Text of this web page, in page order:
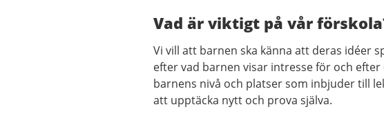
Vad är viktigt på vår
Vi vill att barnen ska känna att deras idéer
efter vad barnen visar intresse för och
barnens nivå och platser som inbjuder till
att upptäcka nytt och prova själva.